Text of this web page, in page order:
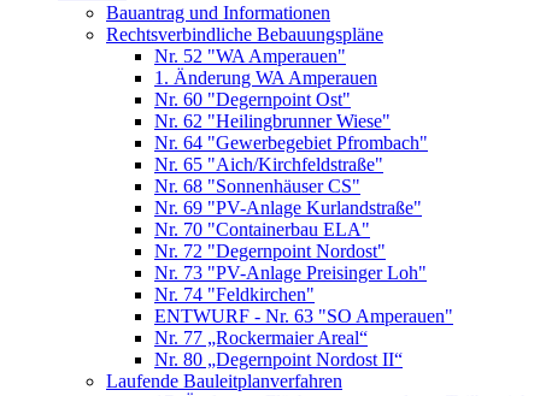
Bauantrag und Informationen
Rechtsverbindliche Bebauungspläne
Nr. 52 "WA Amperauen"
1. Änderung WA Amperauen
Nr. 60 "Degernpoint Ost"
Nr. 62 "Heilingbrunner Wiese"
Nr. 64 "Gewerbegebiet Pfrombach"
Nr. 65 "Aich/Kirchfeldstraße"
Nr. 68 "Sonnenhäuser CS"
Nr. 69 "PV-Anlage Kurlandstraße"
Nr. 70 "Containerbau ELA"
Nr. 72 "Degernpoint Nordost"
Nr. 73 "PV-Anlage Preisinger Loh"
Nr. 74 "Feldkirchen"
ENTWURF - Nr. 63 "SO Amperauen"
Nr. 77 „Rockermaier Areal“
Nr. 80 „Degernpoint Nordost II“
Laufende Bauleitplanverfahren